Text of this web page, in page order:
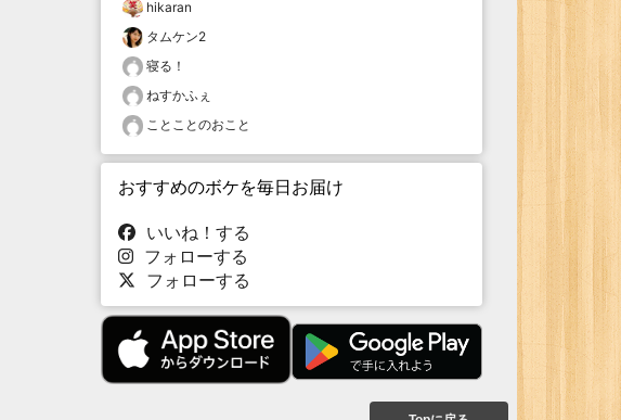
hikaran
タムケン2
寝る！
ねすかふぇ
ことことのおこと
おすすめのボケを毎日お届け
いいね！する
フォローする
フォローする